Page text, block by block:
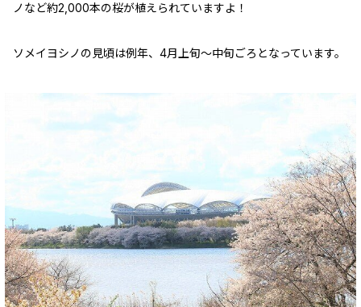
ノなど約2,000本の桜が植えられていますよ！
ソメイヨシノの見頃は例年、4月上旬～中旬ごろとなっています。